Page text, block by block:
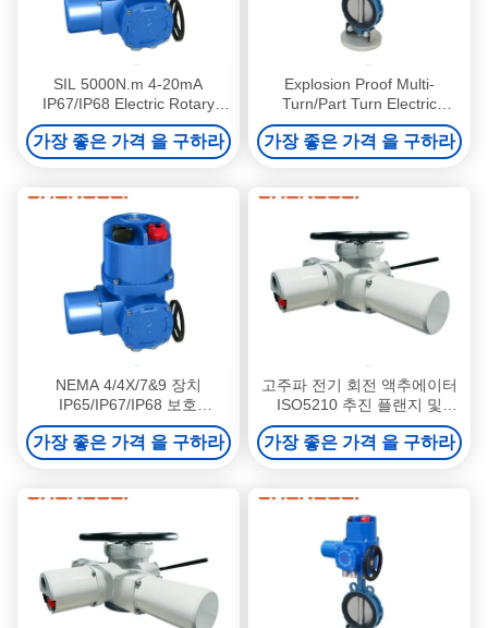
SIL 5000N.m 4-20mA
IP67/IP68 Electric Rotary
Actuator for Valve
Automation
가장 좋은 가격 을 구하라
Explosion Proof Multi-
Turn/Part Turn Electric
Rotary Actuator with -60 ℃ to
70℃ Temperature Range
and Battery Backup
가장 좋은 가격 을 구하라
NEMA 4/4X/7&9 장치
IP65/IP67/IP68 보호
ATEX/Exd BT4/CT4 수동 오
버라이딩과 함께 전기 회전 액
추에터
가장 좋은 가격 을 구하라
고주파 전기 회전 액추에이터
ISO5210 추진 플랜지 및
JB2920 톱크 타입 밸브 자동
화
가장 좋은 가격 을 구하라